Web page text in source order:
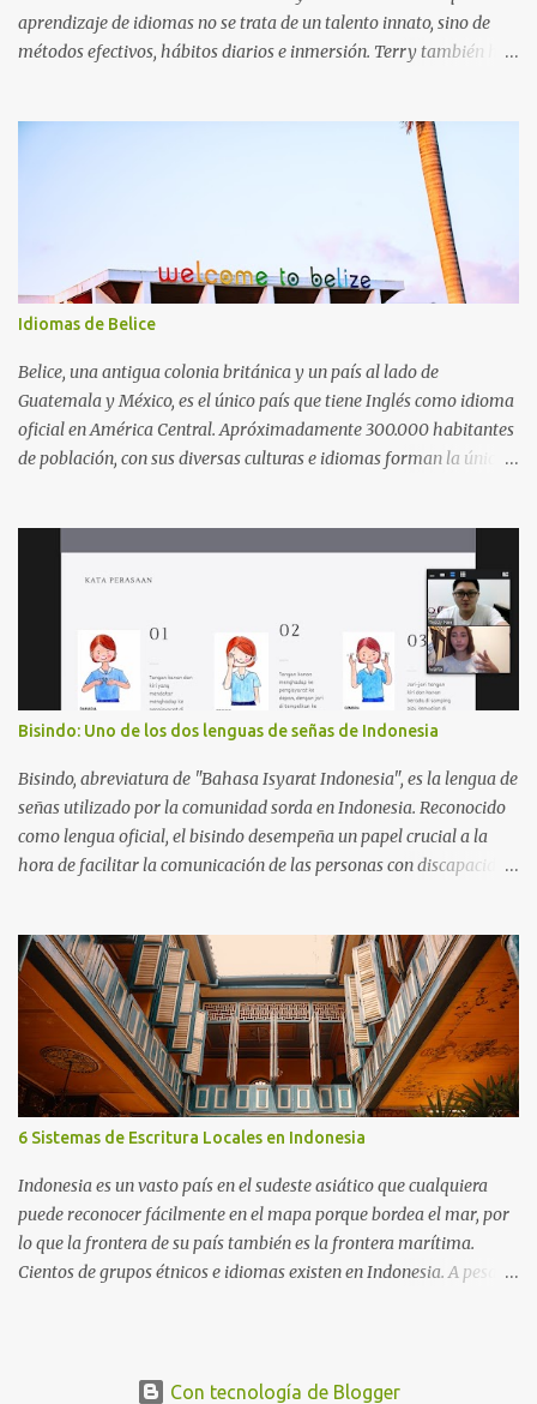
aprendizaje de idiomas no se trata de un talento innato, sino de
métodos efectivos, hábitos diarios e inmersión. Terry también ha
el extranjero con inmersión y trayendo la Conferencia Políglota
2025 a Taiwán. Su filosofía enfatiza que los idiomas deben formar
parte de la vida cotidiana, no solo de las asignaturas académicas, y
que la valentía para hablar es más importante que la fluidez
perfecta. Antecedentes e inspiración Terry estudió jardinería y
biología en la universidad, no lingüística. Inspirado por su profesor
Shih Chia-lin, quien podía cambiar de idioma con facilidad,
Domina el inglés, el japonés y el francés como un hablante nativo.
Tiene un alto nivel de alemán, español y...
Idiomas de Belice
Belice, una antigua colonia británica y un país al lado de
Guatemala y México, es el único país que tiene Inglés como idioma
oficial en América Central. Apróximadamente 300.000 habitantes
de población, con sus diversas culturas e idiomas forman la única
común para el beliceño.
Bisindo: Uno de los dos lenguas de señas de Indonesia
Bisindo, abreviatura de "Bahasa Isyarat Indonesia", es la lengua de
señas utilizado por la comunidad sorda en Indonesia. Reconocido
como lengua oficial, el bisindo desempeña un papel crucial a la
hora de facilitar la comunicación de las personas con discapacidad
encuentran en Indonesia. Esta característica le permite adaptar y
evolucionar, lo que hace relevante para varias comunidades al
tiempo que mantiene una identidad lingüística cohesiva. Por otro
lado, SIBI, o "Sistem Isyarat Bahasa Indonesia", es un sistema de
lengua de señas indonesia que se desarrolló para estandarizar la
comunicación entre la comunidad sorda en Indonesia. Se introdujo
para facilitar la educación y la comunicación de las personas
SIBI es el idioma estándar y el bisindo es el idioma coloquial. Elegí
apren...
6 Sistemas de Escritura Locales en Indonesia
Indonesia es un vasto país en el sudeste asiático que cualquiera
puede reconocer fácilmente en el mapa porque bordea el mar, por
lo que la frontera de su país también es la frontera marítima.
Cientos de grupos étnicos e idiomas existen en Indonesia. A pesar
Con tecnología de Blogger